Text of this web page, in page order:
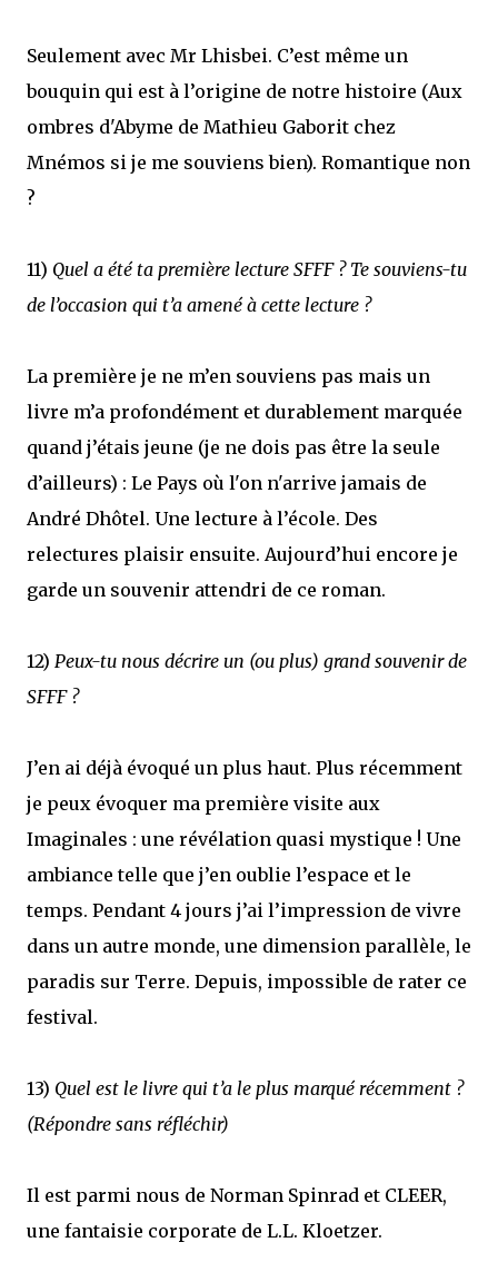
Seulement avec Mr Lhisbei. C’est même un
bouquin qui est à l’origine de notre histoire (Aux
ombres d'Abyme de Mathieu Gaborit chez
Mnémos si je me souviens bien). Romantique non
?
11) Quel a été ta première lecture SFFF ? Te souviens-tu
de l’occasion qui t’a amené à cette lecture ?
La première je ne m’en souviens pas mais un
livre m’a profondément et durablement marquée
quand j’étais jeune (je ne dois pas être la seule
d’ailleurs) : Le Pays où l'on n'arrive jamais de
André Dhôtel. Une lecture à l’école. Des
relectures plaisir ensuite. Aujourd’hui encore je
garde un souvenir attendri de ce roman.
12) Peux-tu nous décrire un (ou plus) grand souvenir de
SFFF ?
J’en ai déjà évoqué un plus haut. Plus récemment
je peux évoquer ma première visite aux
Imaginales : une révélation quasi mystique ! Une
ambiance telle que j’en oublie l’espace et le
temps. Pendant 4 jours j’ai l’impression de vivre
dans un autre monde, une dimension parallèle, le
paradis sur Terre. Depuis, impossible de rater ce
festival.
13) Quel est le livre qui t’a le plus marqué récemment ?
(Répondre sans réfléchir)
Il est parmi nous de Norman Spinrad et CLEER,
une fantaisie corporate de L.L. Kloetzer.